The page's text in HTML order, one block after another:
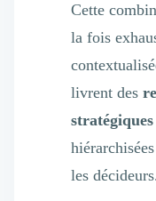
Cette
la fois
livrent des
stratégiques
les